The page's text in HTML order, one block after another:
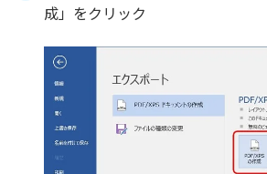
成」をクリック